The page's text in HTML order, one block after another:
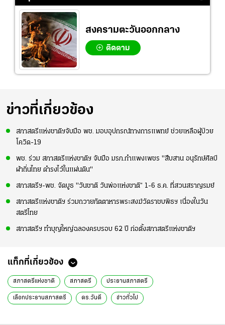
สงครามตะวันออกกลาง
ติดตาม
ข่าวที่เกี่ยวข้อง
สภาสตรีแห่งชาติฯจับมือ พช. มอบอุปกรณ์ทางการแพทย์ ช่วยเหลือผู้ป่วย
โควิด-19
พช. ร่วม สภาสตรีแห่งชาติฯ จับมือ มรภ.กำแพงเพชร "สืบสาน อนุรักษ์ศิลป์
ผ้าถิ่นไทย ดำรงไว้ในแผ่นดิน"
สภาสตรีฯ-พช. จัดบูธ "วันชาติ วันพ่อแห่งชาติ“ 1-6 ธ.ค. ที่สวนสราญรมย์
สภาสตรีแห่งชาติฯ ร่วมถวายภัตตาหารพระสงฆ์วัดราชบพิธฯ เนื่องในวัน
สตรีไทย
สภาสตรีฯ ทำบุญใหญ่ฉลองครบรอบ 62 ปี ก่อตั้งสภาสตรีแห่งชาติฯ
แท็กที่เกี่ยวข้อง
สภาสตรีแห่งชาติ สภาสตรี ประธานสภาสตรี
เลือกประธานสภาสตรี ดร.วันดี ข่าวทั่วไป